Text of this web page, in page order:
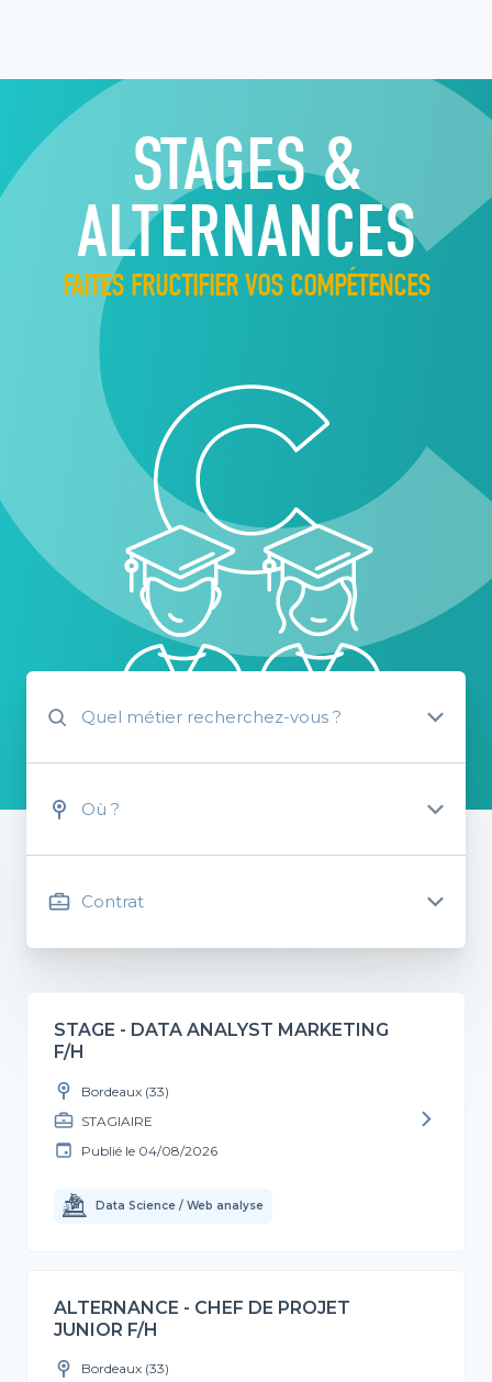
STAGES &
ALTERNANCES
FAITES FRUCTIFIER VOS COMPÉTENCES
Quel métier recherchez-vous ?
Où ?
Contrat
STAGE - DATA ANALYST MARKETING
F/H
Bordeaux (33)
STAGIAIRE
Publié le 04/08/2026
Data Science / Web analyse
ALTERNANCE - CHEF DE PROJET
JUNIOR F/H
Bordeaux (33)